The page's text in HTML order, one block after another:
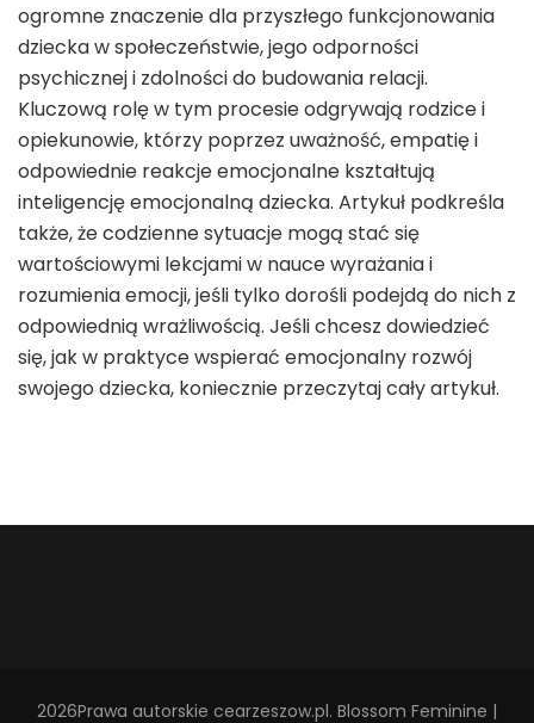
ogromne znaczenie dla przyszłego funkcjonowania
dziecka w społeczeństwie, jego odporności
psychicznej i zdolności do budowania relacji.
Kluczową rolę w tym procesie odgrywają rodzice i
opiekunowie, którzy poprzez uważność, empatię i
odpowiednie reakcje emocjonalne kształtują
inteligencję emocjonalną dziecka. Artykuł podkreśla
także, że codzienne sytuacje mogą stać się
wartościowymi lekcjami w nauce wyrażania i
rozumienia emocji, jeśli tylko dorośli podejdą do nich z
odpowiednią wrażliwością. Jeśli chcesz dowiedzieć
się, jak w praktyce wspierać emocjonalny rozwój
swojego dziecka, koniecznie przeczytaj cały artykuł.
2026Prawa autorskie cearzeszow.pl. Blossom Feminine |